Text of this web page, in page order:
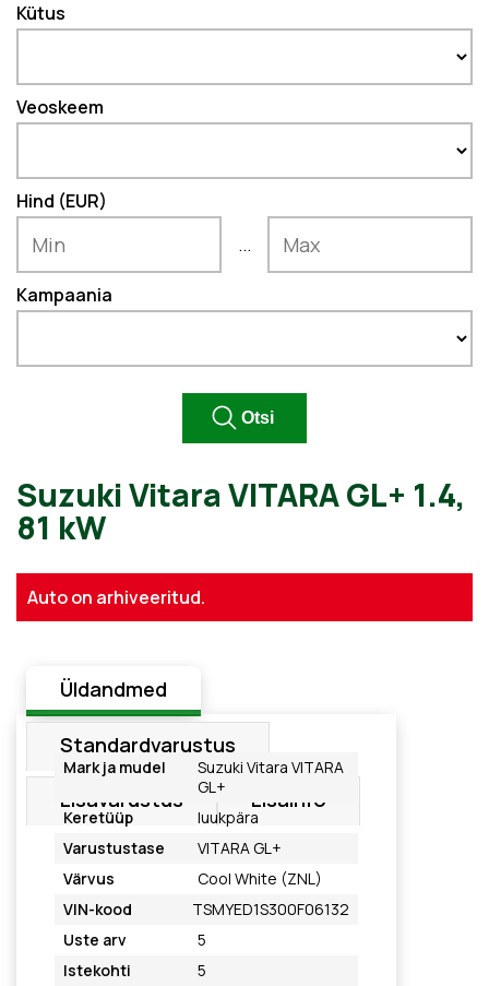
Kütus
Veoskeem
Hind (EUR)
...
Kampaania
Suzuki Vitara VITARA GL+
Auto on arhiveeritud.
Üldandmed
Standardvarustus
Lisavarustus Lisainfo
Mark ja mudel
Suzuki Vitara VITARA
GL+
Keretüüp
luukpära
Varustustase
VITARA GL+
Värvus
Cool White (ZNL)
VIN-kood
TSMYED1S300F06132
Uste arv
5
Istekohti
5